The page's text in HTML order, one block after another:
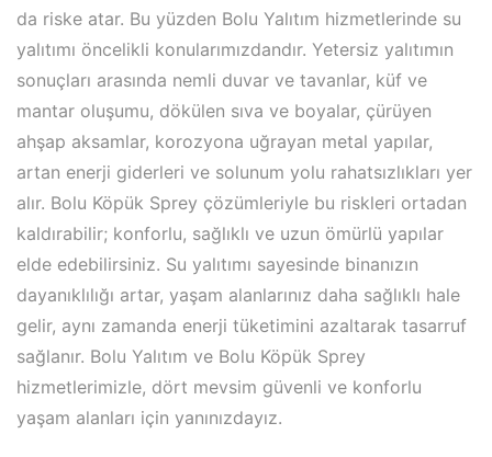
da riske atar. Bu yüzden Bolu Yalıtım hizmetlerinde su
yalıtımı öncelikli konularımızdandır. Yetersiz yalıtımın
sonuçları arasında nemli duvar ve tavanlar, küf ve
mantar oluşumu, dökülen sıva ve boyalar, çürüyen
ahşap aksamlar, korozyona uğrayan metal yapılar,
artan enerji giderleri ve solunum yolu rahatsızlıkları yer
alır. Bolu Köpük Sprey çözümleriyle bu riskleri ortadan
kaldırabilir; konforlu, sağlıklı ve uzun ömürlü yapılar
elde edebilirsiniz. Su yalıtımı sayesinde binanızın
dayanıklılığı artar, yaşam alanlarınız daha sağlıklı hale
gelir, aynı zamanda enerji tüketimini azaltarak tasarruf
sağlanır. Bolu Yalıtım ve Bolu Köpük Sprey
hizmetlerimizle, dört mevsim güvenli ve konforlu
yaşam alanları için yanınızdayız.